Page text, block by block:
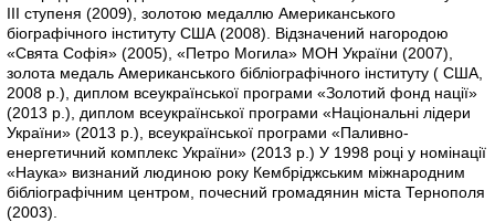
ІІІ ступеня (2009), золотою медаллю Американського
біографічного інституту США (2008). Відзначений нагородою
«Свята Софія» (2005), «Петро Могила» МОН України (2007),
золота медаль Американського бібліографічного інституту ( США,
2008 р.), диплом всеукраїнської програми «Золотий фонд нації»
(2013 р.), диплом всеукраїнської програми «Національні лідери
України» (2013 р.), всеукраїнської програми «Паливно-
енергетичний комплекс України» (2013 р.) У 1998 році у номінації
«Наука» визнаний людиною року Кембріджським міжнародним
бібліографічним центром, почесний громадянин міста Тернополя
(2003).